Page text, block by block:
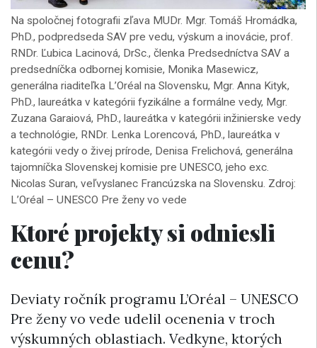
Na spoločnej fotografii zľava MUDr. Mgr. Tomáš Hromádka,
PhD., podpredseda SAV pre vedu, výskum a inovácie, prof.
RNDr. Ľubica Lacinová, DrSc., členka Predsedníctva SAV a
predsedníčka odbornej komisie, Monika Masewicz,
generálna riaditeľka L’Oréal na Slovensku, Mgr. Anna Kityk,
PhD., laureátka v kategórii fyzikálne a formálne vedy, Mgr.
Zuzana Garaiová, PhD., laureátka v kategórii inžinierske vedy
a technológie, RNDr. Lenka Lorencová, PhD., laureátka v
kategórii vedy o živej prírode, Denisa Frelichová, generálna
tajomníčka Slovenskej komisie pre UNESCO, jeho exc.
Nicolas Suran, veľvyslanec Francúzska na Slovensku. Zdroj:
L’Oréal – UNESCO Pre ženy vo vede
Ktoré projekty si odniesli
cenu?
Deviaty ročník programu L’Oréal – UNESCO
Pre ženy vo vede udelil ocenenia v troch
výskumných oblastiach. Vedkyne, ktorých